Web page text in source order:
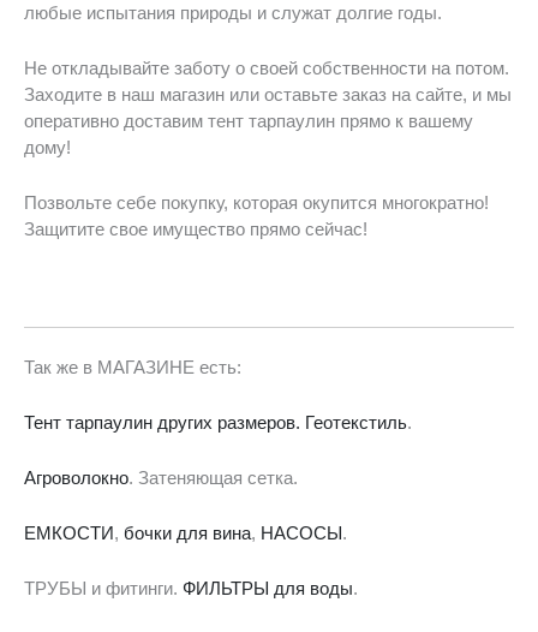
любые испытания природы и служат долгие годы.
Не откладывайте заботу о своей собственности на потом.
Заходите в наш магазин или оставьте заказ на сайте, и мы
оперативно доставим тент тарпаулин прямо к вашему
дому!
Позвольте себе покупку, которая окупится многократно!
Защитите свое имущество прямо сейчас!
Так же в МАГАЗИНЕ есть:
Тент тарпаулин других размеров. Геотекстиль.
Агроволокно. Затеняющая сетка.
ЕМКОСТИ, бочки для вина, НАСОСЫ.
ТРУБЫ и фитинги. ФИЛЬТРЫ для воды.